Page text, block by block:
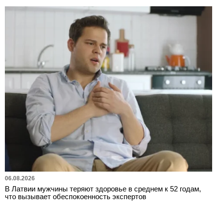
06.08.2026
В Латвии мужчины теряют здоровье в среднем к 52 годам,
что вызывает обеспокоенность экспертов